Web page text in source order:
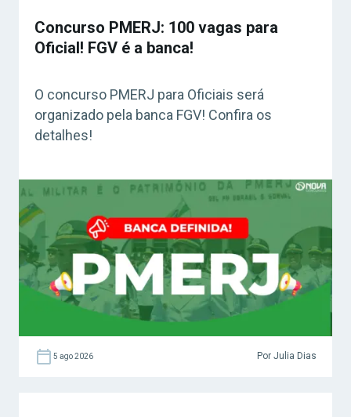
Concurso PMERJ: 100 vagas para
Oficial! FGV é a banca!
O concurso PMERJ para Oficiais será
organizado pela banca FGV! Confira os
detalhes!
5 ago 2026 Por Julia Dias